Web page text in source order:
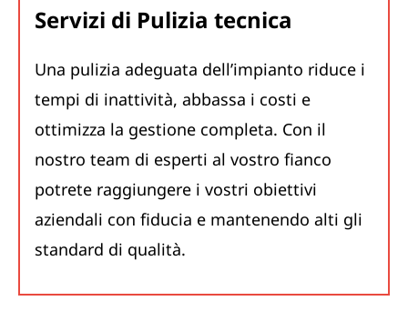
Servizi di Pulizia tecnica
Una pulizia adeguata dell’impianto riduce i
tempi di inattività, abbassa i costi e
ottimizza la gestione completa. Con il
nostro team di esperti al vostro fianco
potrete raggiungere i vostri obiettivi
aziendali con fiducia e mantenendo alti gli
standard di qualità.